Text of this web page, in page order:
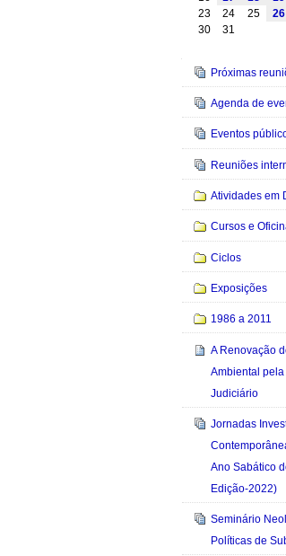
23
24 25 26
30
31
Navegação
Próximas
Agenda de
Eventos
Reuniões
Atividades em
Cursos e
Ciclos
Exposições
1986 a 2011
A Renovação
Ambiental pela
Judiciário
Jornadas
Ano Sabático
Edição-2022)
Seminário
Políticas de